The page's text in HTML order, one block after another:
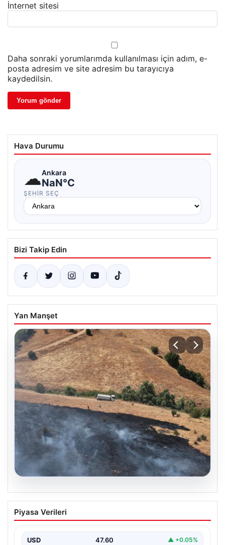
İnternet sitesi
Daha sonraki yorumlarımda kullanılması için adım, e-
posta adresim ve site adresim bu tarayıcıya
kaydedilsin.
Hava Durumu
☁Ankara
NaN°C
ŞEHIR SEÇ
Bizi Takip Edin
Yan Manşet
Tunceli’de otluk alandan ormana
sıçrayan yangın söndürüldü
Piyasa Verileri
USD 47.60 ▲ +0.05%